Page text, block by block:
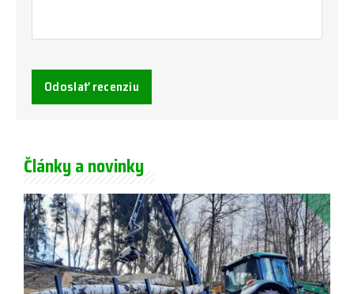
Odoslať recenziu
Články a novinky